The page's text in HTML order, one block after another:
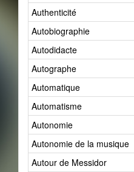
Authenticité
Autobiographie
Autodidacte
Autographe
Automatique
Automatisme
Autonomie
Autonomie de la musique
Autour de Messidor